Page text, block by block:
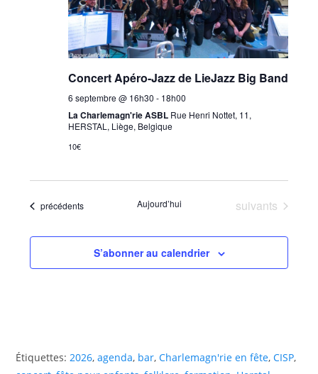
Concert Apéro-Jazz de LieJazz Big Band
6 septembre @ 16h30 - 18h00
La Charlemagn'rie ASBL Rue Henri Nottet, 11,
HERSTAL, Liège, Belgique
10€
Évènements
précédents Aujourd’hui Évènements
suivants
S’abonner au calendrier
Étiquettes:2026, agenda, bar, Charlemagn'rie en fête, CISP,